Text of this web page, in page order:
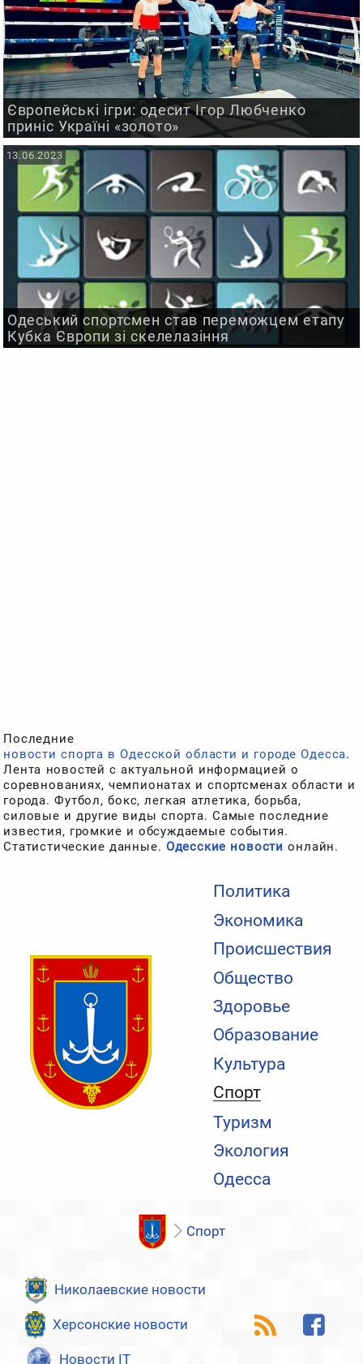
Политика
Экономика
Происшествия
Общество
Здоровье
Образование
Культура
Спорт
Туризм
Экология
Одесса
Європейські ігри: одесит Ігор Любченко
приніс Україні «золото»
Одеський спортсмен став переможцем етапу
Кубка Європи зі скелелазіння
13.06.2023
Последние
новости спорта в Одесской области и городе Одесса.
Лента новостей с актуальной информацией о
соревнованиях, чемпионатах и спортсменах области и
города. Футбол, бокс, легкая атлетика, борьба,
силовые и другие виды спорта. Самые последние
известия, громкие и обсуждаемые события.
Статистические данные. Одесские новости онлайн.
Спорт
Николаевские новости
Херсонские новости
Новости IT